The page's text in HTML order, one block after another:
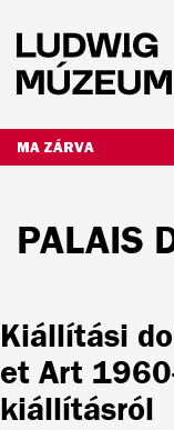
tartalomra
MA ZÁRVA
NYITVATARTÁS ÉS
PALAIS
Kiállítási
et Art
kiállításról